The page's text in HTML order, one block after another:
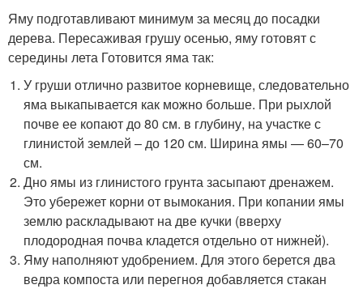
Яму подготавливают минимум за месяц до посадки
дерева. Пересаживая грушу осенью, яму готовят с
середины лета Готовится яма так:
У груши отлично развитое корневище, следовательно
яма выкапывается как можно больше. При рыхлой
почве ее копают до 80 см. в глубину, на участке с
глинистой землей – до 120 см. Ширина ямы — 60–70
см.
Дно ямы из глинистого грунта засыпают дренажем.
Это убережет корни от вымокания. При копании ямы
землю раскладывают на две кучки (вверху
плодородная почва кладется отдельно от нижней).
Яму наполняют удобрением. Для этого берется два
ведра компоста или перегноя добавляется стакан